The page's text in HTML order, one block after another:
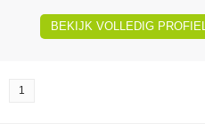
BEKIJK VOLLEDIG PROFIEL
1